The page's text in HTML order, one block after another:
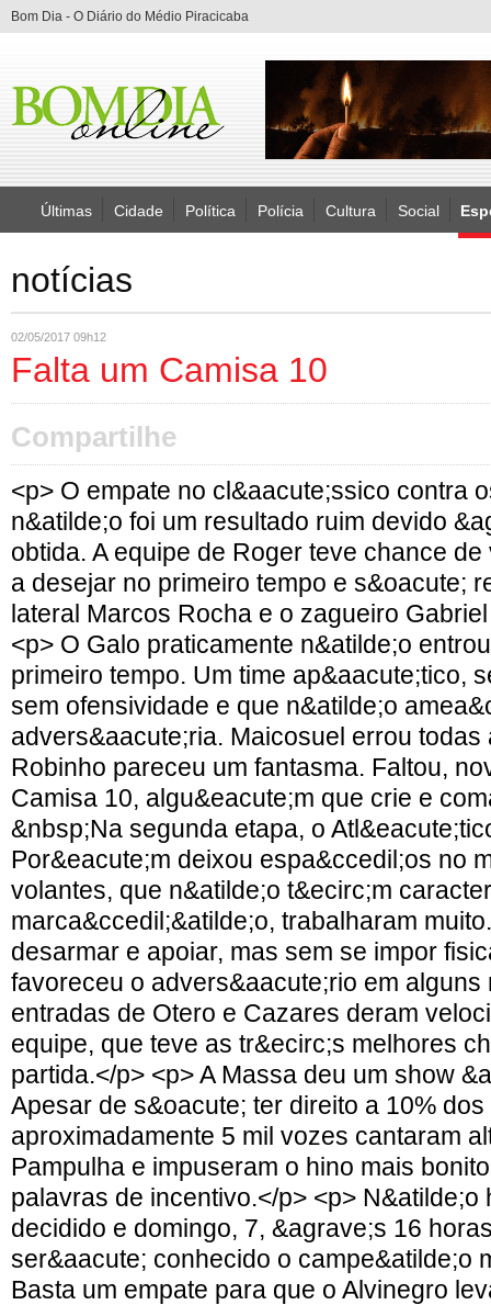
Bom Dia - O Diário do Médio Piracicaba
Últimas Cidade Política Polícia Cultura Social
notícias
02/05/2017 09h12
Falta um Camisa 10
Compartilhe
<p> O empate no cl&aacute;ssico contra
n&atilde;o foi um resultado ruim devido
obtida. A equipe de Roger teve chance
a desejar no primeiro tempo e s&oacute;
lateral Marcos Rocha e o zagueiro
<p> O Galo praticamente n&atilde;o
primeiro tempo. Um time ap&aacute;tico,
sem ofensividade e que n&atilde;o
advers&aacute;ria. Maicosuel errou todas
Robinho pareceu um fantasma. Faltou,
Camisa 10, algu&eacute;m que crie e
&nbsp;Na segunda etapa, o
Por&eacute;m deixou espa&ccedil;os no
volantes, que n&atilde;o t&ecirc;m
marca&ccedil;&atilde;o, trabalharam
desarmar e apoiar, mas sem se impor
favoreceu o advers&aacute;rio em alguns
entradas de Otero e Cazares deram
equipe, que teve as tr&ecirc;s melhores
partida.</p> <p> A Massa deu um show
Apesar de s&oacute; ter direito a 10%
aproximadamente 5 mil vozes cantaram
Pampulha e impuseram o hino mais
palavras de incentivo.</p> <p> N&atilde;o
decidido e domingo, 7, &agrave;s 16
ser&aacute; conhecido o campe&atilde;o
Basta um empate para que o Alvinegro